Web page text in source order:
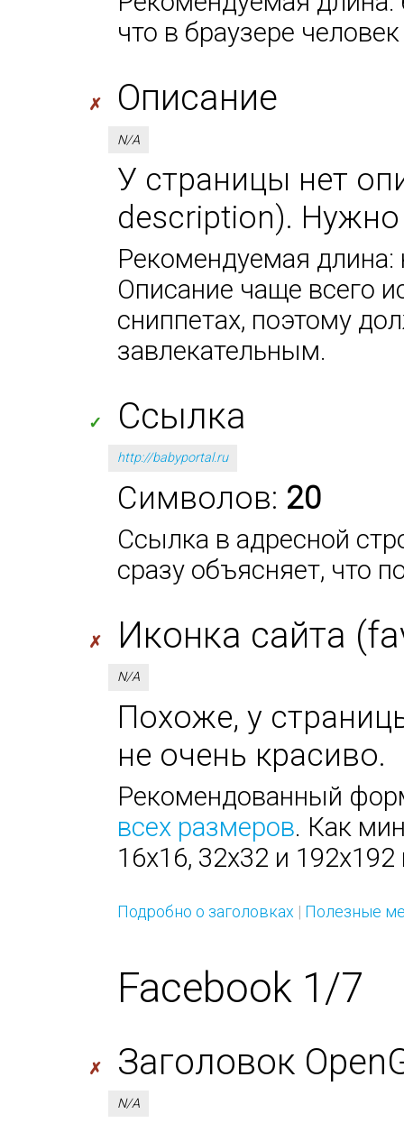
что в браузере
✗ Описание
N/A
У страницы нет
description).
Рекомендуемая длина:
Описание чаще всего
сниппетах, поэтому
завлекательным.
✓ Ссылка
http://babyportal.ru
Символов: 20
Ссылка в адресной
сразу объясняет, что
✗ Иконка сайта
N/A
Похоже, у
не очень красиво.
Рекомендованный
всех размеров. Как
16х16, 32х32 и
Подробно о заголовках | Полезные
Facebook 1/7
✗ Заголовок
N/A